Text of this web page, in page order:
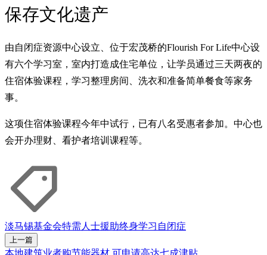
保存文化遗产
由自闭症资源中心设立、位于宏茂桥的Flourish For Life中心设
有六个学习室，室内打造成住宅单位，让学员通过三天两夜的
住宿体验课程，学习整理房间、洗衣和准备简单餐食等家务
事。
这项住宿体验课程今年中试行，已有八名受惠者参加。中心也
会开办理财、看护者培训课程等。
淡马锡基金会特需人士援助终身学习 自闭症
上一篇